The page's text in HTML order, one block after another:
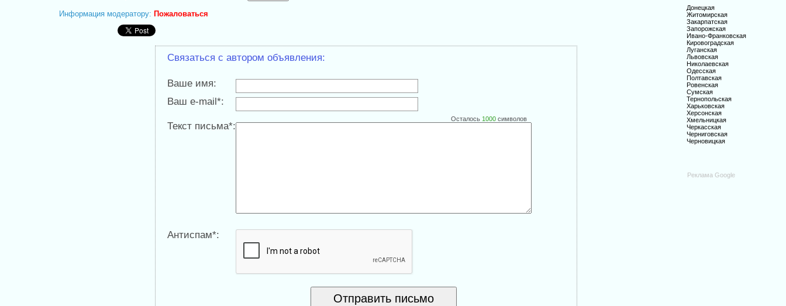
Информация модератору: Пожаловаться
Связаться с автором объявления:
Ваше имя:
Ваш e-mail*:
Текст письма*:
Осталось 1000 символов
Антиспам*:
Донецкая
Житомирская
Закарпатская
Запорожская
Ивано-Франковская
Кировоградская
Луганская
Львовская
Николаевская
Одесская
Полтавская
Ровенская
Сумская
Тернопольская
Харьковская
Херсонская
Хмельницкая
Черкасская
Черниговская
Черновицкая
Реклама Google